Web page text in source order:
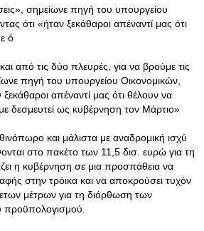
σημείωνε πηγή του υπουργείου
ότι «ήταν ξεκάθαροι απέναντί μας ότι
ό
από τις δύο πλευρές, για να βρούμε τις
πηγή του υπουργείου Οικονομικών,
απέναντί μας ότι θέλουν να
δεσμευτεί ως κυβέρνηση τον Μάρτιο»
και μάλιστα με αναδρομική ισχύ
στο πακέτο των 11,5 δισ. ευρώ για τη
η κυβέρνηση σε μια προσπάθεια να
στην τρόικα και να αποκρούσει τυχόν
μέτρων για τη διόρθωση των
προϋπολογισμού.